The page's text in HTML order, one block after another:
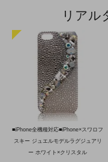
リアル
■iPhone全機種対応■iPhone×スワロフ
スキー ジュエルモデルラグジュアリ
ー ホワイト×クリスタル